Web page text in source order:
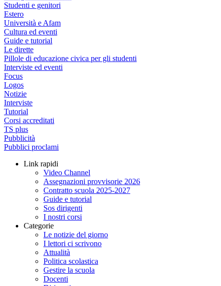
Studenti e genitori
Estero
Università e Afam
Cultura ed eventi
Guide e tutorial
Le dirette
Pillole di educazione civica per gli studenti
Interviste ed eventi
Focus
Logos
Notizie
Interviste
Tutorial
Corsi accreditati
TS plus
Pubblicità
Pubblici proclami
Link rapidi
Video Channel
Assegnazioni provvisorie 2026
Contratto scuola 2025-2027
Guide e tutorial
Sos dirigenti
I nostri corsi
Categorie
Le notizie del giorno
I lettori ci scrivono
Attualità
Politica scolastica
Gestire la scuola
Docenti